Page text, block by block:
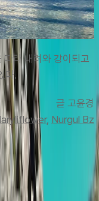
라 내려와 강이되고
다.
글 고윤경
, Nurgul Bz